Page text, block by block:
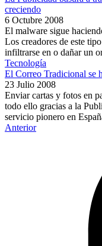
creciendo
6 Octubre 2008
El malware sigue
Los creadores de este
infiltrarse en o dañar un
Tecnología
El Correo Tradicional se
23 Julio 2008
Enviar cartas y fotos en
todo ello gracias a la
servicio pionero en
Anterior